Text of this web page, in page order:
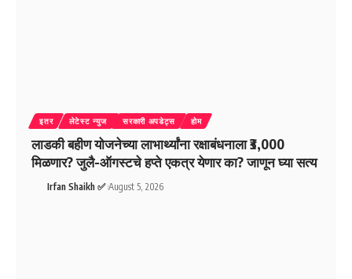
इतर लेटेस्ट न्युज सरकारी अपडेट्स होम
लाडकी बहीण योजनेच्या लाभार्थ्यांना रक्षाबंधनाला ₹3,000
मिळणार? जुलै-ऑगस्टचे हप्ते एकत्र येणार का? जाणून घ्या सत्य
Irfan Shaikh ✅ August 5, 2026